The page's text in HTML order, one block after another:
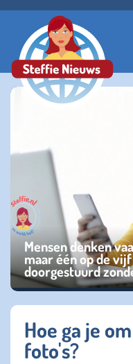
Mensen denken
maar één op de
doorgestuurd
Hoe ga je
foto's?